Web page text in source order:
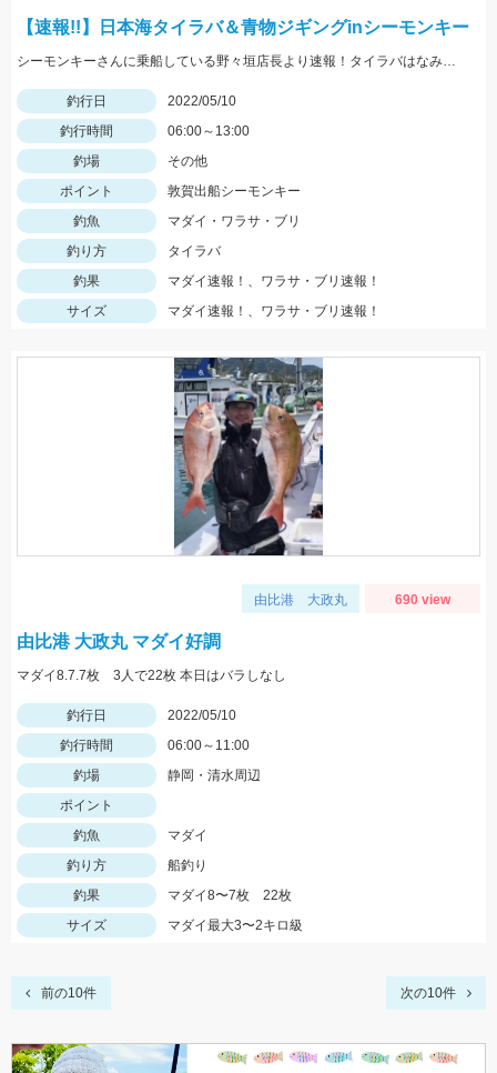
【速報!!】日本海タイラバ＆青物ジギングinシーモンキー
シーモンキーさんに乗船している野々垣店長より速報！タイラバはなみだま！ジグはブリードジグが絶好調！
釣行日
2022/05/10
釣行時間
06:00～13:00
釣場
その他
ポイント
敦賀出船シーモンキー
釣魚
マダイ・ワラサ・ブリ
釣り方
タイラバ
釣果
マダイ速報！、ワラサ・ブリ速報！
サイズ
マダイ速報！、ワラサ・ブリ速報！
由比港 大政丸 690 view
由比港 大政丸 マダイ好調
マダイ8.7.7枚 3人で22枚 本日はバラしなし
釣行日
2022/05/10
釣行時間
06:00～11:00
釣場
静岡・清水周辺
ポイント
釣魚
マダイ
釣り方
船釣り
釣果
マダイ8〜7枚 22枚
サイズ
マダイ最大3〜2キロ級
前の10件 次の10件